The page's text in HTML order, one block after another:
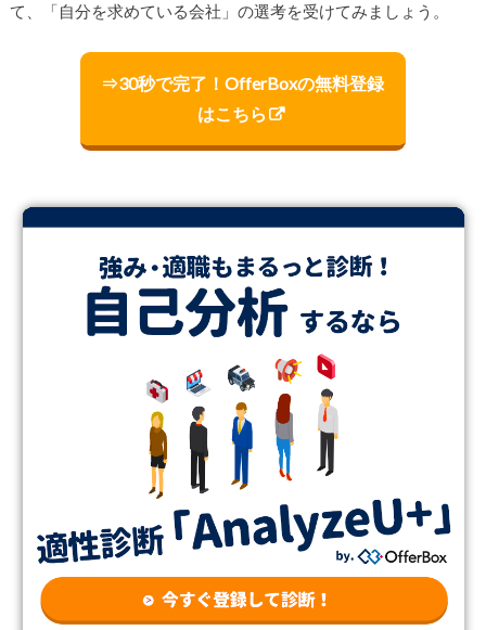
て、「自分を求めている会社」の選考を受けてみましょう。
⇒30秒で完了！OfferBoxの無料登録
はこちら